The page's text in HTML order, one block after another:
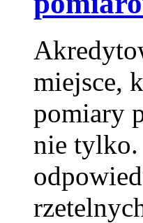
miejsce,
pomiary
nie tylko.